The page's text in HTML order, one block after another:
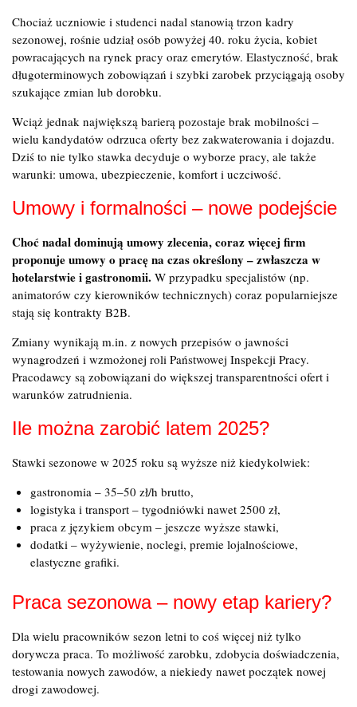
Chociaż uczniowie i studenci nadal stanowią trzon kadry
sezonowej, rośnie udział osób powyżej 40. roku życia, kobiet
powracających na rynek pracy oraz emerytów. Elastyczność, brak
długoterminowych zobowiązań i szybki zarobek przyciągają osoby
szukające zmian lub dorobku.
Wciąż jednak największą barierą pozostaje brak mobilności –
wielu kandydatów odrzuca oferty bez zakwaterowania i dojazdu.
Dziś to nie tylko stawka decyduje o wyborze pracy, ale także
warunki: umowa, ubezpieczenie, komfort i uczciwość.
Umowy i formalności – nowe podejście
Choć nadal dominują umowy zlecenia, coraz więcej firm
proponuje umowy o pracę na czas określony – zwłaszcza w
hotelarstwie i gastronomii. W przypadku specjalistów (np.
animatorów czy kierowników technicznych) coraz popularniejsze
stają się kontrakty B2B.
Zmiany wynikają m.in. z nowych przepisów o jawności
wynagrodzeń i wzmożonej roli Państwowej Inspekcji Pracy.
Pracodawcy są zobowiązani do większej transparentności ofert i
warunków zatrudnienia.
Ile można zarobić latem 2025?
Stawki sezonowe w 2025 roku są wyższe niż kiedykolwiek:
gastronomia – 35–50 zł/h brutto,
logistyka i transport – tygodniówki nawet 2500 zł,
praca z językiem obcym – jeszcze wyższe stawki,
dodatki – wyżywienie, noclegi, premie lojalnościowe,
elastyczne grafiki.
Praca sezonowa – nowy etap kariery?
Dla wielu pracowników sezon letni to coś więcej niż tylko
dorywcza praca. To możliwość zarobku, zdobycia doświadczenia,
testowania nowych zawodów, a niekiedy nawet początek nowej
drogi zawodowej.